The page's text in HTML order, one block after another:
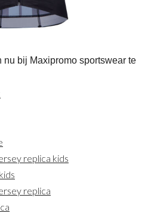
nu bij Maxipromo sportswear te
replica kids
replica